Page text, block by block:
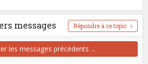
messages Répondre à ce topic
les messages précédents ...